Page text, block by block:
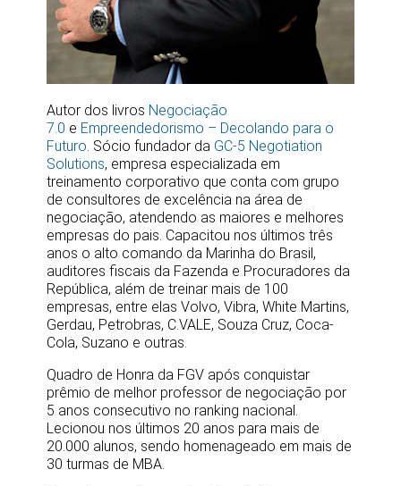
Autor dos livros Negociação
7.0 e Empreendedorismo – Decolando para o
Futuro . Sócio fundador da GC-5 Negotiation
Solutions, empresa especializada em
treinamento corporativo que conta com grupo
de consultores de excelência na área de
negociação, atendendo as maiores e melhores
empresas do pais. Capacitou nos últimos três
anos o alto comando da Marinha do Brasil,
auditores fiscais da Fazenda e Procuradores da
República, além de treinar mais de 100
empresas, entre elas Volvo, Vibra, White Martins,
Gerdau, Petrobras, C.VALE, Souza Cruz, Coca-
Cola, Suzano e outras.
Quadro de Honra da FGV após conquistar
prêmio de melhor professor de negociação por
5 anos consecutivo no ranking nacional.
Lecionou nos últimos 20 anos para mais de
20.000 alunos, sendo homenageado em mais de
30 turmas de MBA.